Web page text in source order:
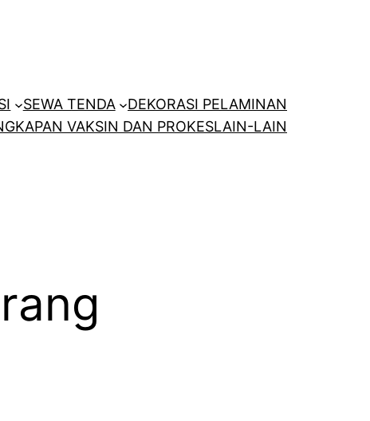
SEWA TENDA
DEKORASI PELAMINAN
VAKSIN DAN PROKESLAIN-LAIN